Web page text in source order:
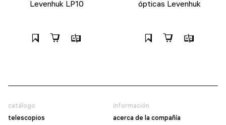
Levenhuk LP10
ópticas Levenhuk
catálogo
telescopios
información
acerca de la compañía